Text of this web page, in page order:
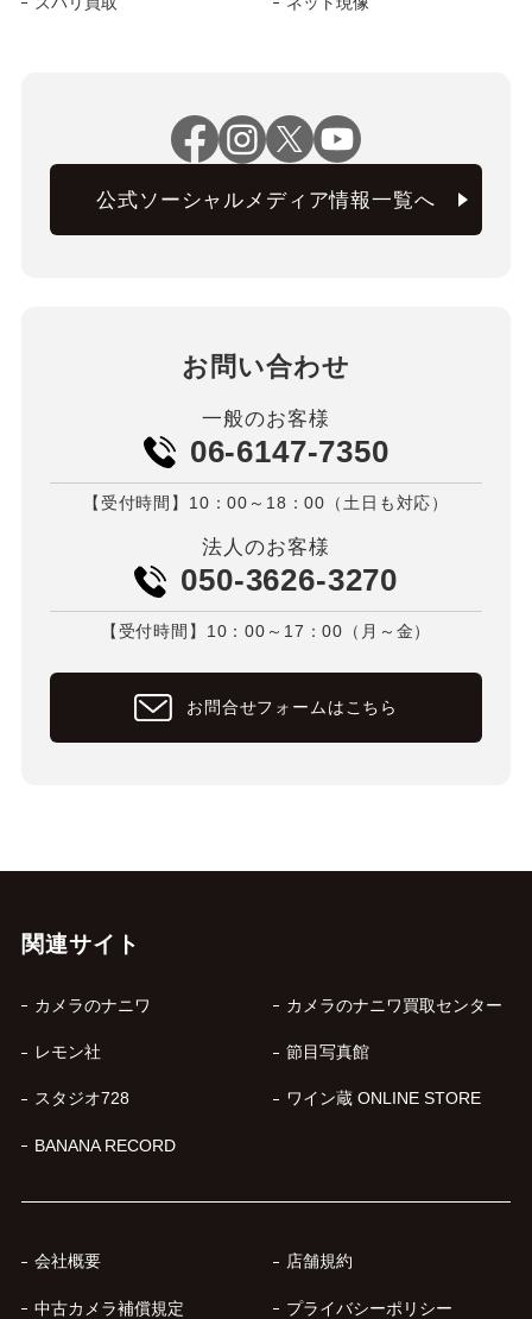
公式ソーシャルメディア情報一覧へ
お問い合わせ
一般のお客様
06-6147-7350
【受付時間】10：00～18：00（土日も対応）
法人のお客様
050-3626-3270
【受付時間】10：00～17：00（月～金）
お問合せフォームはこちら
関連サイト
カメラのナニワ カメラのナニワ買取センター
レモン社 節目写真館
スタジオ728 ワイン蔵 ONLINE STORE
BANANA RECORD
会社概要 店舗規約
中古カメラ補償規定 プライバシーポリシー